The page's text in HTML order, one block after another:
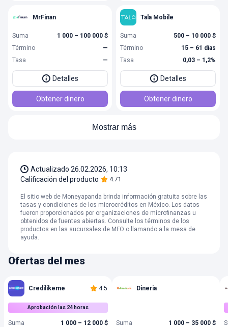
MrFinan
Suma
1 000 – 100 000 $
Término
—
Tasa
—
Detalles
Obtener dinero
Tala Mobile
Suma
500 – 10 000 $
Término
15 – 61 días
Tasa
0,03 – 1,2%
Detalles
Obtener dinero
Mostrar más
Actualizado 26.02.2026, 10:13
Calificación del producto
4.71
El sitio web de Moneyapanda brinda información gratuita sobre las
tasas y condiciones de los microcréditos en México. Los datos
fueron proporcionados por organizaciones de microfinanzas u
obtenidos de fuentes abiertas. Consulte los términos de los
productos en las sucursales de MFO o llamando a la mesa de
ayuda.
Ofertas del mes
Credilikeme 4.5
Aprobación las 24 horas
Suma
1 000 – 12 000 $
Dineria
Suma
1 000 – 35 000 $